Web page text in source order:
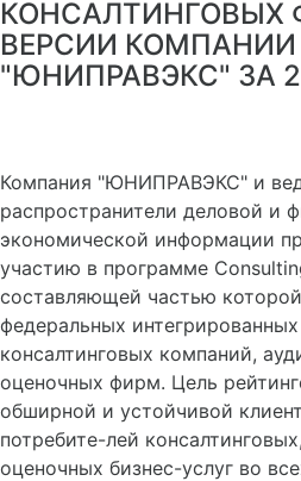
КОНСАЛТИНГОВЫХ
ВЕРСИИ КОМПАНИИ
"ЮНИПРАВЭКС" ЗА
Компания "ЮНИПРАВЭКС" и
распространители деловой и
экономической информации
участию в программе
составляющей частью
федеральных
консалтинговых компаний,
оценочных фирм. Цель
обширной и устойчивой
потребите-лей
оценочных бизнес-услуг во